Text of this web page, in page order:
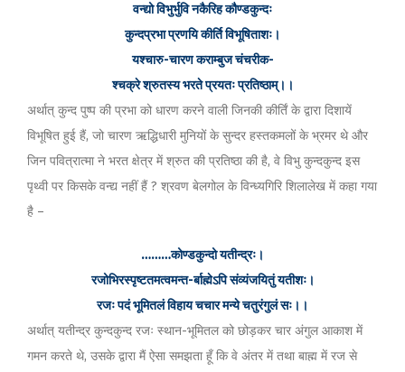
वन्द्यो विभुर्भुवि नकैरिह कौण्डकुन्दः
कुन्दप्रभा प्रणयि कीर्ति विभूषिताशः।
यश्चारु-चारण कराम्बुज चंचरीक-
श्चक्रे श्रुतस्य भरते प्रयतः प्रतिष्ठाम्।।
अर्थात् कुन्द पुष्प की प्रभा को धारण करने वाली जिनकी कीर्तिं के द्वारा दिशायें
विभूषित हुई हैं, जो चारण ऋद्धिधारी मुनियों के सुन्दर हस्तकमलों के भ्रमर थे और
जिन पवित्रात्मा ने भरत क्षेत्र में श्रुत की प्रतिष्ठा की है, वे विभु कुन्दकुन्द इस
पृथ्वी पर किसके वन्द्य नहीं हैं ? श्रवण बेलगोल के विन्ध्यगिरि शिलालेख में कहा गया
है –
………कोण्डकुन्दो यतीन्द्रः।
रजोभिरस्पृष्टतमत्वमन्त-र्बाह्मेऽपि संव्यंजयितुं यतीशः।
रजः पदं भूमितलं विहाय चचार मन्ये चतुरंगुलं सः।।
अर्थात् यतीन्द्र कुन्दकुन्द रजः स्थान-भूमितल को छोड़कर चार अंगुल आकाश में
गमन करते थे, उसके द्वारा मैं ऐसा समझता हूँ कि वे अंतर में तथा बाह्म में रज से